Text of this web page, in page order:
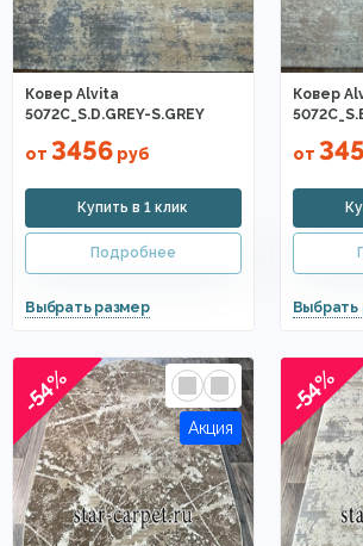
Ковер Alvita
5072C_S.D.GREY-S.GREY
от 3456 руб
Ковер
от
-54% -54%